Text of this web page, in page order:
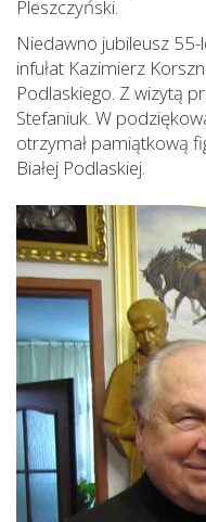
Pleszczyński.
Niedawno jubileusz 55-
infułat Kazimierz
Podlaskiego. Z wizytą
Stefaniuk. W
otrzymał pamiątkową
Białej Podlaskiej.